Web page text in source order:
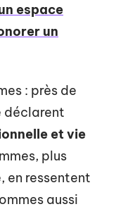
espace
un
: près de
déclarent
et vie
plus
en ressentent
aussi